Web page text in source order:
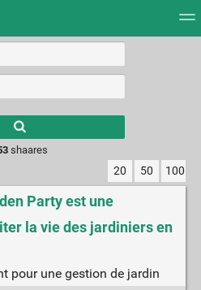
results.
shaares
20 50 100
Party est une
la vie des jardiniers en
pour une gestion de jardin